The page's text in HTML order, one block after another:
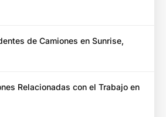
de Camiones en Sunrise,
Relacionadas con el Trabajo en